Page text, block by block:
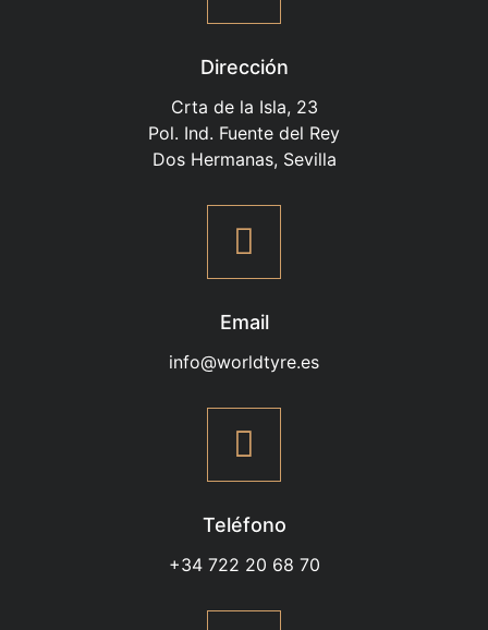
Dirección
Crta de la Isla, 23
Pol. Ind. Fuente del Rey
Dos Hermanas, Sevilla
Email
info@worldtyre.es
Teléfono
+34 722 20 68 70